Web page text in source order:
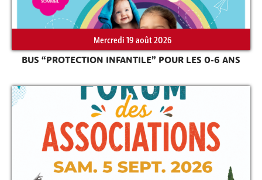
Mercredi 19 août 2026
BUS “PROTECTION INFANTILE” POUR LES 0-6 ANS